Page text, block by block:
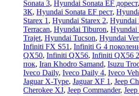
Sonata 3, Hyundai Sonata EF дорест,
ЗК, Hyundai Sonata EF рест,
Starex 1 , Hyundai Starex 2, Hyundai
Terracan, Hyundai Tiburon, Hyundai
Trajet, Hyundai Tucson, Hyundai
Infiniti FX S51 , Infiniti G 4
QX50, Infiniti QX56, Infiniti QX56
пок, Iran Khodro Samand, Isuzu
Iveco Daily, Iveco Daily 4, Iveco
Jaguar X-Type, Jaguar XF 1 , Jeep
Cherokee XJ, Jeep Commander,